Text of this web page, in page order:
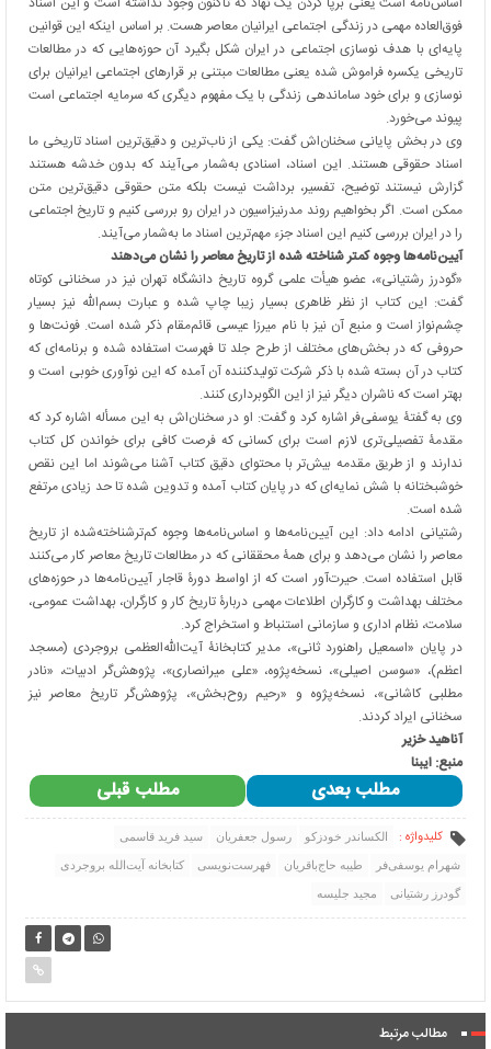
فوق‌العاده مهمی در زندگی اجتماعی ایرانیان معاصر هست. بر اساس اینکه این قوانین
پایه‌ای با هدف نوسازی اجتماعی در ایران شکل بگیرد آن حوزه‌هایی که در مطالعات
تاریخی یکسره فراموش شده یعنی مطالعات مبتنی بر قرارهای اجتماعی ایرانیان برای
نوسازی و برای خود ساماندهی زندگی با یک مفهوم دیگری که سرمایه اجتماعی است
پیوند می‌خورد.
وی در بخش پایانی سخنان‌اش گفت: یکی از ناب‌ترین و دقیق‌ترین اسناد تاریخی ما
اسناد حقوقی هستند. این اسناد، اسنادی به‌شمار می‌آیند که بدون خدشه هستند
گزارش نیستند توضیح، تفسیر، برداشت نیست بلکه متن حقوقی دقیق‌ترین متن
ممکن است. اگر بخواهیم روند مدرنیزاسیون در ایران رو بررسی کنیم و تاریخ اجتماعی
را در ایران بررسی کنیم این اسناد جزء مهم‌ترین اسناد ما به‌شمار می‌آیند.
آیین‌نامه‌ها وجوه کمتر شناخته شده از تاریخ معاصر را نشان می‌دهند
«گودرز رشتیانی»، عضو هیأت علمی گروه تاریخ دانشگاه تهران نیز در سخنانی کوتاه
گفت: این کتاب از نظر ظاهری بسیار زیبا چاپ شده و عبارت بسم‌الله نیز بسیار
چشم‌نواز است و منبع آن نیز با نام میرزا عیسی قائم‌مقام ذکر شده است. فونت‌ها و
حروفی که در بخش‌های مختلف از طرح جلد تا فهرست استفاده شده و برنامه‌ای که
کتاب در آن بسته شده با ذکر شرکت تولیدکننده آن آمده که این نوآوری خوبی است و
بهتر است که ناشران دیگر نیز از این الگوبرداری کنند.
وی به گفتۀ یوسفی‌فر اشاره کرد و گفت: او در سخنان‌اش به این مسأله اشاره کرد که
مقدمۀ تفصیلی‌تری لازم است برای کسانی که فرصت کافی برای خواندن کل کتاب
ندارند و از طریق مقدمه بیش‌تر با محتوای دقیق کتاب آشنا می‌شوند اما این نقص
خوشبختانه با شش نمایه‌ای که در پایان کتاب آمده و تدوین شده تا حد زیادی مرتفع
شده است.
رشتیانی ادامه داد: این آیین‌نامه‌ها و اساس‌نامه‌ها وجوه کم‌ترشناخته‌شده از تاریخ
معاصر را نشان می‌دهد و برای همۀ محققانی که در مطالعات تاریخ معاصر کار می‌کنند
قابل استفاده است. حیرت‌آور است که از اواسط دورۀ قاجار آیین‌نامه‌ها در حوزه‌های
مختلف بهداشت و کارگران اطلاعات مهمی دربارۀ تاریخ کار و کارگران، بهداشت عمومی،
سلامت، نظام اداری و سازمانی استنباط و استخراج کرد.
در پایان «اسمعیل راهنورد ثانی»، مدیر کتابخانۀ آیت‌الله‌العظمی بروجردی (مسجد
اعظم)، «سوسن اصیلی»، نسخه‌پژوه، «علی میرانصاری»، پژوهش‌گر ادبیات، «نادر
مطلبی کاشانی»، نسخه‌پژوه و «رحیم روح‌بخش»، پژوهش‌گر تاریخ معاصر نیز
سخنانی ایراد کردند.
آناهید خزیر
منبع: ایبنا
مطلب قبلی مطلب بعدی
کلیدواژه : الکساندر خودزکو رسول جعفریان سید فرید قاسمی
شهرام یوسفی‌‌فر طیبه حاج‌باقریان فهرست‌نویسی کتابخانه آیت‌الله بروجردی
گودرز رشتیانی مجید جلیسه
مطالب مرتبط